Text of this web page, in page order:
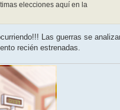
elecciones aquí en la
Las guerras se
recién estrenadas.